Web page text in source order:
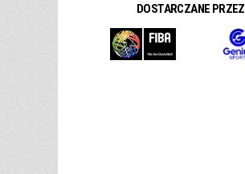
DOSTARCZANE PRZEZ